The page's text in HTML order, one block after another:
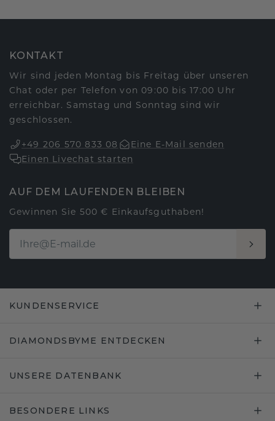
KONTAKT
Wir sind jeden Montag bis Freitag über unseren
Chat oder per Telefon von 09:00 bis 17:00 Uhr
erreichbar. Samstag und Sonntag sind wir
geschlossen.
+49 206 570 833 08
Eine E-Mail senden
Einen Livechat starten
AUF DEM LAUFENDEN BLEIBEN
Gewinnen Sie 500 € Einkaufsguthaben!
KUNDENSERVICE
DIAMONDSBYME ENTDECKEN
UNSERE DATENBANK
BESONDERE LINKS